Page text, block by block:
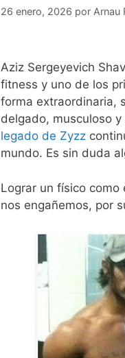
26 enero, 2026 por Arnau
Aziz Sergeyevich
fitness y uno de los
forma extraordinaria,
delgado, musculoso
legado de Zyzz
mundo. Es sin duda
Lograr un físico
nos engañemos, por